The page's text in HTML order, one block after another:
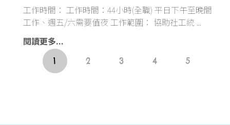
工作時間： 工作時間：44小時(全職) 平日下午至晚間
工作、週五/六需要值夜 工作範圍： 協助社工統
閱讀更多...
1 2 3 4 5